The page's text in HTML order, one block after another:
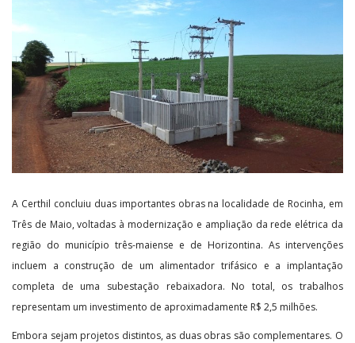
A Certhil concluiu duas importantes obras na localidade de Rocinha, em
Três de Maio, voltadas à modernização e ampliação da rede elétrica da
região do município três-maiense e de Horizontina. As intervenções
incluem a construção de um alimentador trifásico e a implantação
completa de uma subestação rebaixadora. No total, os trabalhos
representam um investimento de aproximadamente R$ 2,5 milhões.
Embora sejam projetos distintos, as duas obras são complementares. O